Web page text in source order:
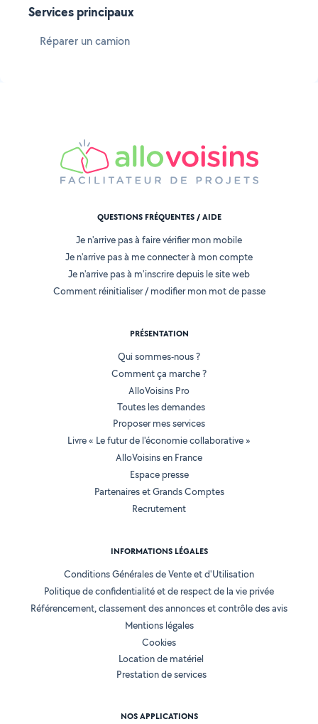
Services principaux
Réparer un camion
QUESTIONS FRÉQUENTES / AIDE
Je n'arrive pas à faire vérifier mon mobile
Je n'arrive pas à me connecter à mon compte
Je n'arrive pas à m'inscrire depuis le site web
Comment réinitialiser / modifier mon mot de passe
PRÉSENTATION
Qui sommes-nous ?
Comment ça marche ?
AlloVoisins Pro
Toutes les demandes
Proposer mes services
Livre « Le futur de l'économie collaborative »
AlloVoisins en France
Espace presse
Partenaires et Grands Comptes
Recrutement
INFORMATIONS LÉGALES
Conditions Générales de Vente et d'Utilisation
Politique de confidentialité et de respect de la vie privée
Référencement, classement des annonces et contrôle des avis
Mentions légales
Cookies
Location de matériel
Prestation de services
NOS APPLICATIONS